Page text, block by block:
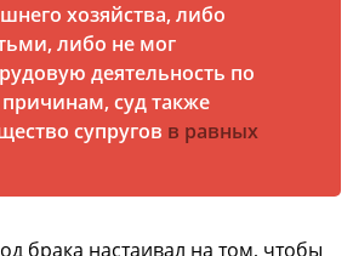
хозяйства, либо
либо не мог
деятельность по
суд также
супругов в равных
брака настаивал на том, чтобы